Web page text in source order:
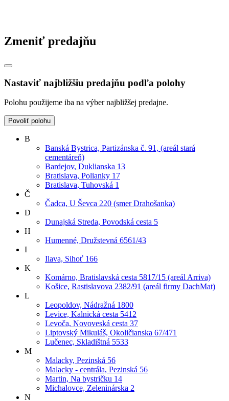
Zmeniť predajňu
Nastaviť najbližšiu predajňu podľa polohy
Polohu použijeme iba na výber najbližšej predajne.
Povoliť polohu
B
Banská Bystrica, Partizánska č. 91, (areál stará
cementáreň)
Bardejov, Duklianska 13
Bratislava, Polianky 17
Bratislava, Tuhovská 1
Č
Čadca, U Ševca 220 (smer Drahošanka)
D
Dunajská Streda, Povodská cesta 5
H
Humenné, Družstevná 6561/43
I
Ilava, Sihoť 166
K
Komárno, Bratislavská cesta 5817/15 (areál Arriva)
Košice, Rastislavova 2382/91 (areál firmy DachMat)
L
Leopoldov, Nádražná 1800
Levice, Kalnická cesta 5412
Levoča, Novoveská cesta 37
Liptovský Mikuláš, Okoličianska 67/471
Lučenec, Skladištná 5533
M
Malacky, Pezinská 56
Malacky - centrála, Pezinská 56
Martin, Na bystričku 14
Michalovce, Zeleninárska 2
N